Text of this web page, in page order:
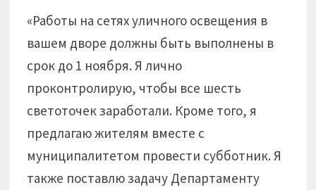
«Работы на сетях уличного освещения в
вашем дворе должны быть выполнены в
срок до 1 ноября. Я лично
проконтролирую, чтобы все шесть
светоточек заработали. Кроме того, я
предлагаю жителям вместе с
муниципалитетом провести субботник. Я
также поставлю задачу Департаменту